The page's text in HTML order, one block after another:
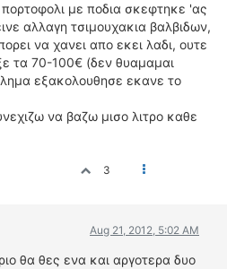
με ποδια σκεφτηκε 'ας
αλλαγη τσιμουχακια βαλβιδων,
να χανει απο εκει λαδι, ουτε
τα 70-100€ (δεν θυαμαμαι
εξακολουθησε εκανε το
να βαζω μισο λιτρο καθε
3
Aug 21, 2012, 5:02 AM
θα θες ενα και αργοτερα δυο